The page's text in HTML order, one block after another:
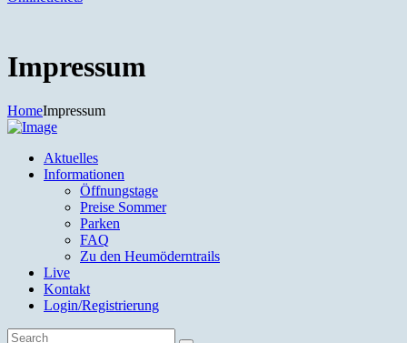
Impressum
HomeImpressum
Aktuelles
Informationen
Öffnungstage
Preise Sommer
Parken
FAQ
Zu den Heumöderntrails
Live
Kontakt
Login/Registrierung